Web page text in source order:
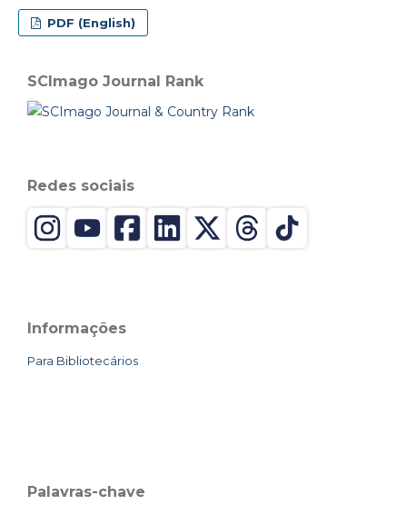
PDF (English)
SCImago Journal Rank
Redes sociais
Informações
Para Bibliotecários
Palavras-chave